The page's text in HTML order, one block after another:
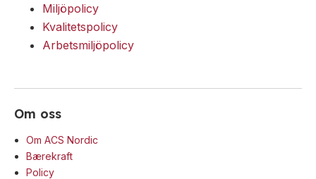
Sikkerhet
Kombinerte
Trådløst
alarmsystem
Miljöpolicy
Kvalitetspolicy
Arbetsmiljöpolicy
Om oss
Om ACS Nordic
Bærekraft
Policy